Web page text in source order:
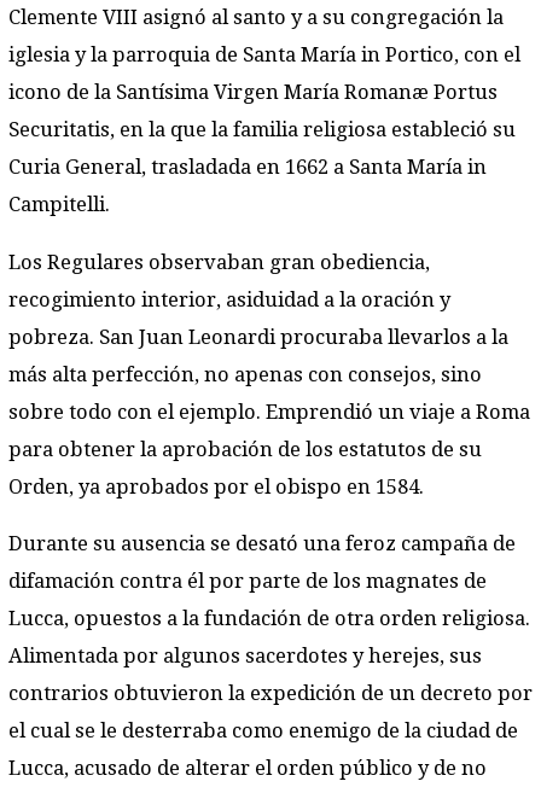
Clemente VIII asignó al santo y a su congregación la
iglesia y la parroquia de Santa María in Portico, con el
icono de la Santísima Virgen María Romanæ Portus
Securitatis, en la que la familia religiosa estableció su
Curia General, trasladada en 1662 a Santa María in
Campitelli.
Los Regulares observaban gran obediencia,
recogimiento interior, asiduidad a la oración y
pobreza. San Juan Leonardi procuraba llevarlos a la
más alta perfección, no apenas con consejos, sino
sobre todo con el ejemplo. Emprendió un viaje a Roma
para obtener la aprobación de los estatutos de su
Orden, ya aprobados por el obispo en 1584.
Durante su ausencia se desató una feroz campaña de
difamación contra él por parte de los magnates de
Lucca, opuestos a la fundación de otra orden religiosa.
Alimentada por algunos sacerdotes y herejes, sus
contrarios obtuvieron la expedición de un decreto por
el cual se le desterraba como enemigo de la ciudad de
Lucca, acusado de alterar el orden público y de no